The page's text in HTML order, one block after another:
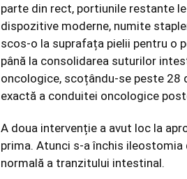
parte din rect, portiunile restante
dispozitive moderne, numite
scos-o la suprafața pielii pentru o
până la consolidarea suturilor
oncologice, scoțându-se peste
exactă a conduitei oncologice
A doua intervenție a avut loc la
prima. Atunci s-a închis
normală a tranzitului intestinal.